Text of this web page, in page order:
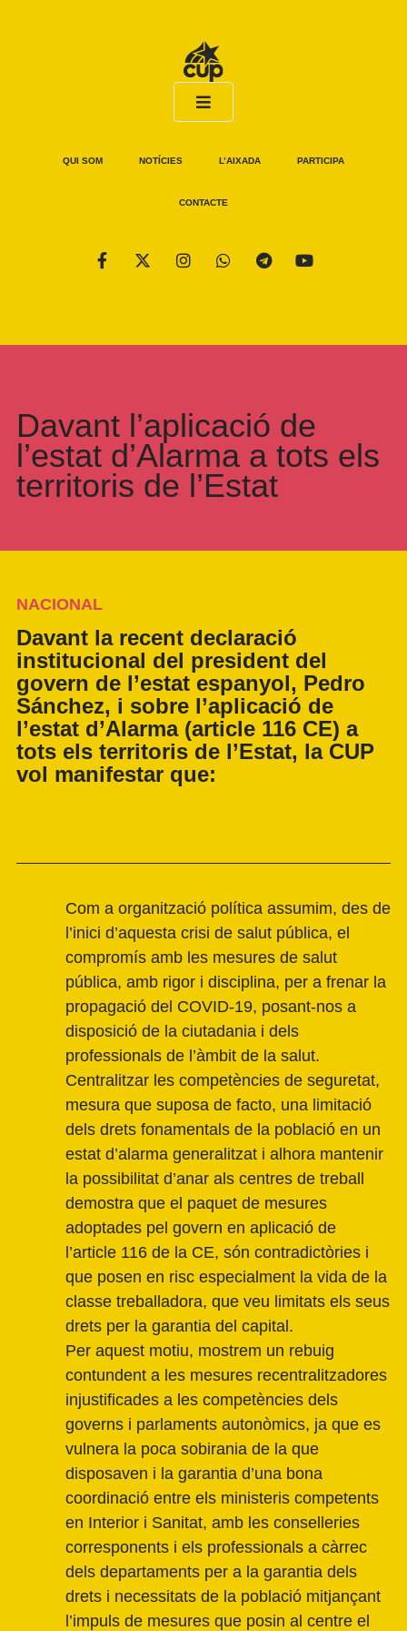
QUI SOM NOTÍCIES L’AIXADA PARTICIPA
CONTACTE
Davant l’aplicació de
l’estat d’Alarma a tots els
territoris de l’Estat
NACIONAL
Davant la recent declaració
institucional del president del
govern de l’estat espanyol, Pedro
Sánchez, i sobre l’aplicació de
l’estat d’Alarma (article 116 CE) a
tots els territoris de l’Estat, la CUP
vol manifestar que:
Com a organització política assumim, des de
l’inici d’aquesta crisi de salut pública, el
compromís amb les mesures de salut
pública, amb rigor i disciplina, per a frenar la
propagació del COVID-19, posant-nos a
disposició de la ciutadania i dels
professionals de l’àmbit de la salut.
Centralitzar les competències de seguretat,
mesura que suposa de facto, una limitació
dels drets fonamentals de la població en un
estat d’alarma generalitzat i alhora mantenir
la possibilitat d’anar als centres de treball
demostra que el paquet de mesures
adoptades pel govern en aplicació de
l’article 116 de la CE, són contradictòries i
que posen en risc especialment la vida de la
classe treballadora, que veu limitats els seus
drets per la garantia del capital.
Per aquest motiu, mostrem un rebuig
contundent a les mesures recentralitzadores
injustificades a les competències dels
governs i parlaments autonòmics, ja que es
vulnera la poca sobirania de la que
disposaven i la garantia d’una bona
coordinació entre els ministeris competents
en Interior i Sanitat, amb les conselleries
corresponents i els professionals a càrrec
dels departaments per a la garantia dels
drets i necessitats de la població mitjançant
l’impuls de mesures que posin al centre el